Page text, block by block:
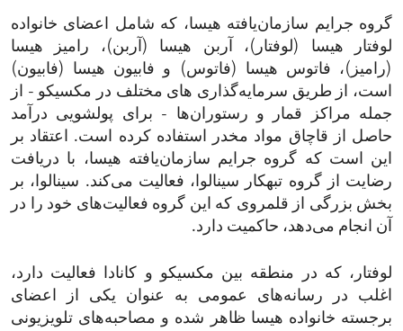
گروه جرایم سازمان‌یافته هیسا، که شامل اعضای خانواده
لوفتار هیسا (لوفتار)، آربن هیسا (آربن)، رامیز هیسا
(رامیز)، فاتوس هیسا (فاتوس) و فابیون هیسا (فابیون)
است، از طریق سرمایه‌گذاری های مختلف در مکسیکو - از
جمله مراکز قمار و رستوران‌ها - برای پولشویی درآمد
حاصل از قاچاق مواد مخدر استفاده کرده است. اعتقاد بر
این است که گروه جرایم سازمان‌یافته هیسا، با دریافت
رضایت از گروه تبهکار سینالوا، فعالیت می‌کند. سینالوا، بر
بخش بزرگی از قلمروی که این گروه فعالیت‌های خود را در
آن انجام می‌دهد، حاکمیت دارد.
لوفتار، که در منطقه بین مکسیکو و کانادا فعالیت دارد،
اغلب در رسانه‌های عمومی به عنوان یکی از اعضای
برجسته خانواده هیسا ظاهر شده و مصاحبه‌های تلویزیونی